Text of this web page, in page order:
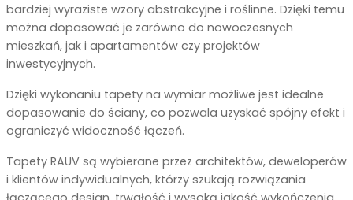
bardziej wyraziste wzory abstrakcyjne i roślinne. Dzięki temu
można dopasować je zarówno do nowoczesnych
mieszkań, jak i apartamentów czy projektów
inwestycyjnych.
Dzięki wykonaniu tapety na wymiar możliwe jest idealne
dopasowanie do ściany, co pozwala uzyskać spójny efekt i
ograniczyć widoczność łączeń.
Tapety RAUV są wybierane przez architektów, deweloperów
i klientów indywidualnych, którzy szukają rozwiązania